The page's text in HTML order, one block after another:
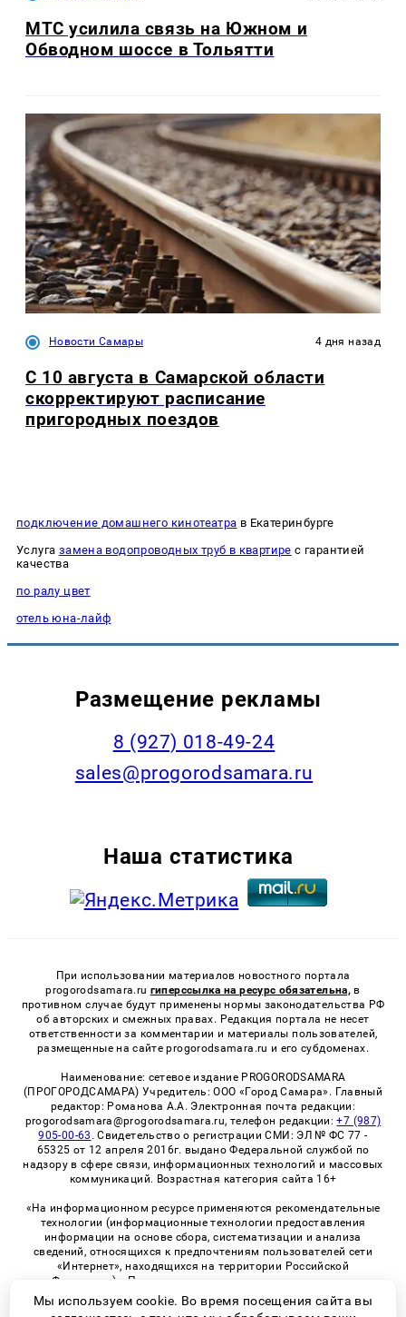
МТС усилила связь на Южном и
Обводном шоссе в Тольятти
Новости Самары 4 дня назад
С 10 августа в Самарской области
скорректируют расписание
пригородных поездов
подключение домашнего кинотеатра в Екатеринбурге
Услуга замена водопроводных труб в квартире с гарантией
качества
по ралу цвет
отель юна-лайф
Размещение рекламы
8 (927) 018-49-24
sales@progorodsamara.ru
Наша статистика
При использовании материалов новостного портала
progorodsamara.ru гиперссылка на ресурс обязательна, в
противном случае будут применены нормы законодательства РФ
об авторских и смежных правах. Редакция портала не несет
ответственности за комментарии и материалы пользователей,
размещенные на сайте progorodsamara.ru и его субдоменах.
Наименование: сетевое издание PROGORODSAMARA
(ПРОГОРОДСАМАРА) Учредитель: ООО «Город Самара». Главный
редактор: Романова А.А. Электронная почта редакции:
progorodsamara@progorodsamara.ru, телефон редакции:+7 (987)
905-00-63 . Свидетельство о регистрации СМИ: ЭЛ № ФС 77 -
65325 от 12 апреля 2016г. выдано Федеральной службой по
надзору в сфере связи, информационных технологий и массовых
коммуникаций. Возрастная категория сайта 16+
«На информационном ресурсе применяются рекомендательные
технологии (информационные технологии предоставления
информации на основе сбора, систематизации и анализа
сведений, относящихся к предпочтениям пользователей сети
«Интернет», находящихся на территории Российской
Федерации)». Правила применения рекомендательных
технологий в виджетах рекламно-обменной сети
«СМИ2» (PDF)
Мы используем cookie. Во время посещения сайта вы